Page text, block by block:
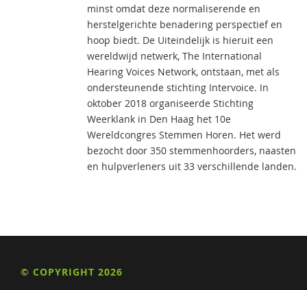
minst omdat deze normaliserende en
herstelgerichte benadering perspectief en
hoop biedt. De Uiteindelijk is hieruit een
wereldwijd netwerk, The International
Hearing Voices Network, ontstaan, met als
ondersteunende stichting Intervoice. In
oktober 2018 organiseerde Stichting
Weerklank in Den Haag het 10e
Wereldcongres Stemmen Horen. Het werd
bezocht door 350 stemmenhoorders, naasten
en hulpverleners uit 33 verschillende landen.
© COPYRIGHT 2026